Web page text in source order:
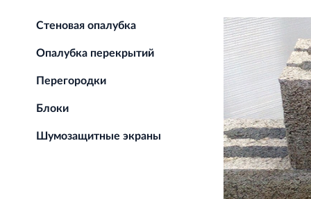
Стеновая опалубка
Опалубка перекрытий
Перегородки
Блоки
Шумозащитные экраны